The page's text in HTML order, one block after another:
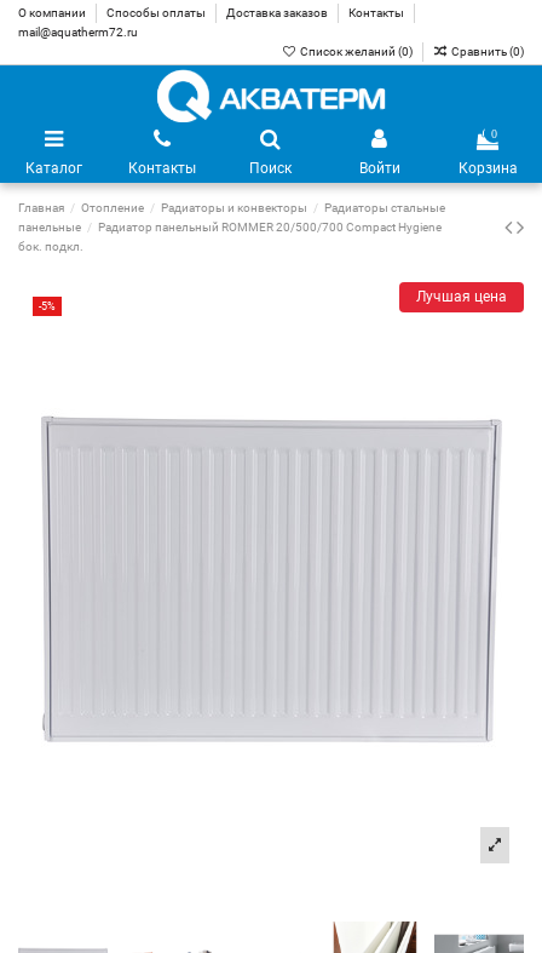
О компании Способы оплаты Доставка заказов
Контакты
mail@aquatherm72.ru
Список желаний (0) Сравнить (0)
Каталог Контакты Поиск Войти
0
Корзина
Главная Отопление Радиаторы и конвекторы
Радиаторы стальные
панельные
Радиатор панельный ROMMER 20/500/700 Compact Hygiene
бок. подкл.
-5%
Лучшая цена